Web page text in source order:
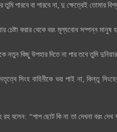
পারবে বা পারবে না, দু ক্ষেত্রেই তোমার
করার থেকে বরং মূল্যবোধ সম্পন্ন মানুষ
নতুন কিছু উপহার দিতে না পার তবে তুমি
সিংহ বাহিনীকে ভয় পাই না, কিন্তু
রহ বলেন: “পাপ ছোট কি না তা দেখনা বরং